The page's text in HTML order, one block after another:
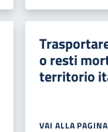
o resti
territorio
VAI ALLA PAGINA